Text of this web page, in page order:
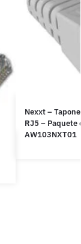
Nexxt –
RJ5 – Paquete
AW103NXT01